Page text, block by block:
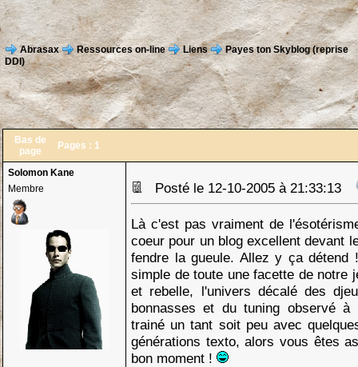
Abrasax Ressources on-line Liens
Payes ton Skyblog (reprise
DDI)
Bas de
page
Pages : 1
Solomon Kane
Membre
Posté le 12-10-2005 à 21:33:13
Là c'est pas vraiment de
coeur pour un blog excellent devant
fendre la gueule. Allez y ça
simple de toute une facette de notre
et rebelle, l'univers décalé des
bonnasses et du tuning observé
trainé un tant soit peu avec
générations texto, alors vous êtes
bon moment !